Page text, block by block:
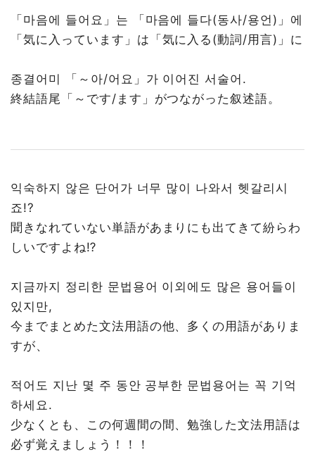
「마음에 들어요」는 「마음에 들다(동사/용언)」에
「気に入っています」は「気に入る(動詞/用言)」に
종결어미 「～아/어요」가 이어진 서술어.
終結語尾「～です/ます」がつながった叙述語。
익숙하지 않은 단어가 너무 많이 나와서 헷갈리시
죠!?
聞きなれていない単語があまりにも出てきて紛らわ
しいですよね⁉
지금까지 정리한 문법용어 이외에도 많은 용어들이
있지만,
今までまとめた文法用語の他、多くの用語がありま
すが、
적어도 지난 몇 주 동안 공부한 문법용어는 꼭 기억
하세요.
少なくとも、この何週間の間、勉強した文法用語は
必ず覚えましょう！！！